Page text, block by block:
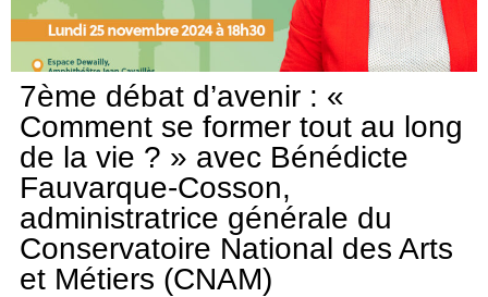
7ème débat d’avenir : «
Comment se former tout au long
de la vie ? » avec Bénédicte
Fauvarque-Cosson,
administratrice générale du
Conservatoire National des Arts
et Métiers (CNAM)